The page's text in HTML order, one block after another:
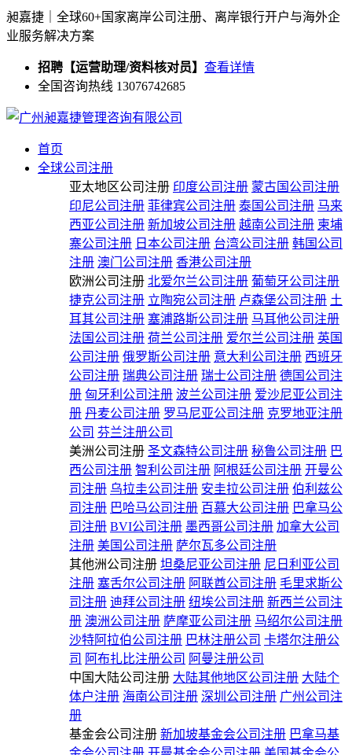
昶嘉捷｜全球60+国家离岸公司注册、离岸银行开户与海外企
业服务解决方案
招聘【运营助理/资料核对员】 查看详情
全国咨询热线 13076742685
首页
全球公司注册
亚太地区公司注册 印度公司注册 蒙古国公司注册
印尼公司注册 菲律宾公司注册 泰国公司注册 马来
西亚公司注册 新加坡公司注册 越南公司注册 柬埔
寨公司注册 日本公司注册 台湾公司注册 韩国公司
注册 澳门公司注册 香港公司注册
欧洲公司注册 北爱尔兰公司注册 葡萄牙公司注册
捷克公司注册 立陶宛公司注册 卢森堡公司注册 土
耳其公司注册 塞浦路斯公司注册 马耳他公司注册
法国公司注册 荷兰公司注册 爱尔兰公司注册 英国
公司注册 俄罗斯公司注册 意大利公司注册 西班牙
公司注册 瑞典公司注册 瑞士公司注册 德国公司注
册 匈牙利公司注册 波兰公司注册 爱沙尼亚公司注
册 丹麦公司注册 罗马尼亚公司注册 克罗地亚注册
公司 芬兰注册公司
美洲公司注册 圣文森特公司注册 秘鲁公司注册 巴
西公司注册 智利公司注册 阿根廷公司注册 开曼公
司注册 乌拉圭公司注册 安圭拉公司注册 伯利兹公
司注册 巴哈马公司注册 百慕大公司注册 巴拿马公
司注册 BVI公司注册 墨西哥公司注册 加拿大公司
注册 美国公司注册 萨尔瓦多公司注册
其他洲公司注册 坦桑尼亚公司注册 尼日利亚公司
注册 塞舌尔公司注册 阿联酋公司注册 毛里求斯公
司注册 迪拜公司注册 纽埃公司注册 新西兰公司注
册 澳洲公司注册 萨摩亚公司注册 马绍尔公司注册
沙特阿拉伯公司注册 巴林注册公司 卡塔尔注册公
司 阿布扎比注册公司 阿曼注册公司
中国大陆公司注册 大陆其他地区公司注册 大陆个
体户注册 海南公司注册 深圳公司注册 广州公司注
册
基金会公司注册 新加坡基金会公司注册 巴拿马基